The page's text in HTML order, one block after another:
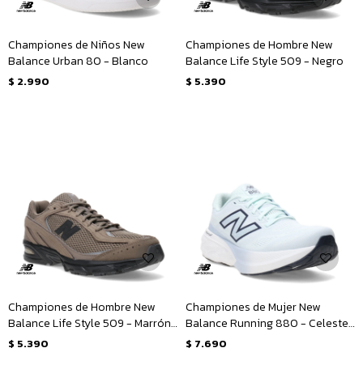
Championes de Niños New
Balance Urban 80 - Blanco
$ 2.990
Championes de Hombre New
Balance Life Style 509 - Negro
$ 5.390
Championes de Hombre New
Balance Life Style 509 - Marrón
- Negro
$ 5.390
Championes de Mujer New
Balance Running 880 - Celeste
- Azul Marino
$ 7.690